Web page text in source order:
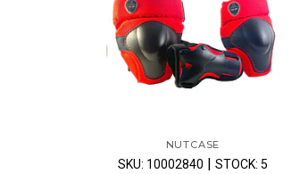
NUTCASE
SKU: 10002840 | STOCK: 5